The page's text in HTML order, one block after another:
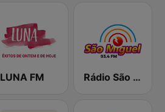
LUNA FM Rádio São Miguel 93.4